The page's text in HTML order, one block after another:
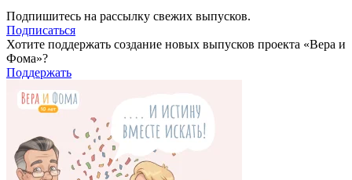
Подпишитесь на рассылку свежих выпусков.
Подписаться
Хотите поддержать создание новых выпусков проекта «Вера и
Фома»?
Поддержать